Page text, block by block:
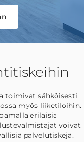
toimivat sähköisesti
myös liiketiloihin.
erilaisia
voivat
palvelutiskejä.